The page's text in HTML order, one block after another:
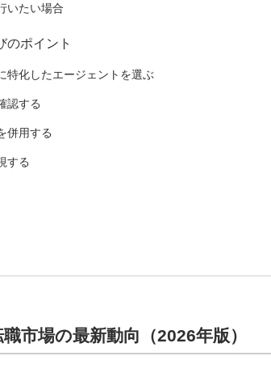
いたい場合
のポイント
特化したエージェントを選ぶ
認する
併用する
する
市場の最新動向（2026年版）